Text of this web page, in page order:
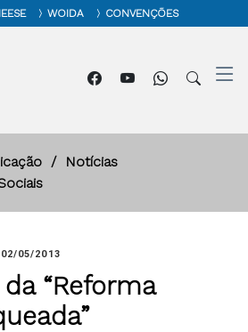
WOIDA CONVENÇÕES
Notícias
02/05/2013
“Reforma